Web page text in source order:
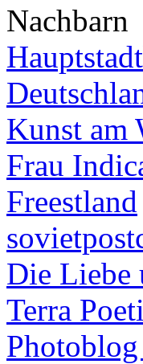
Nachbarn
Kunst am
Frau
Freestland
Die Liebe
Terra